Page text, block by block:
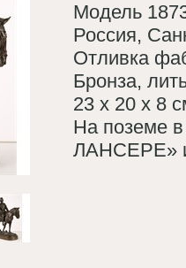
Модель
Россия,
Отливка
Бронза,
23 х 20 х 8
На поземе
ЛАНСЕРЕ»